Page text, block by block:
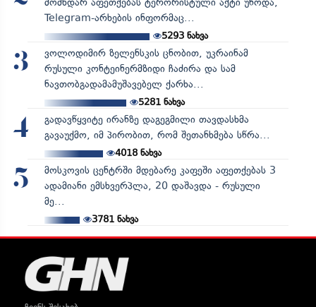
მომხდარ აფეთქებას ტერორისტული აქტი უწოდა,
Telegram-არხების ინფორმაც...
5293ნახვა
3
ვოლოდიმირ ზელენსკის ცნობით, უკრაინამ
რუსული კონტეინერმზიდი ჩაძირა და სამ
ნავთობგადამამუშავებელ ქარხა...
5281ნახვა
4
გადავწყვიტე ირანზე დაგეგმილი თავდასხმა
გავაუქმო, იმ პირობით, რომ შეთანხმება სწრა...
4018ნახვა
5
მოსკოვის ცენტრში მდებარე კაფეში აფეთქებას 3
ადამიანი ემსხვერპლა, 20 დაშავდა - რუსული
მე...
3781ნახვა